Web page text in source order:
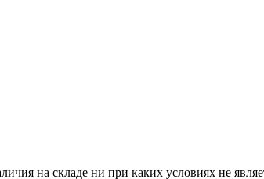
на складе ни при каких условиях не